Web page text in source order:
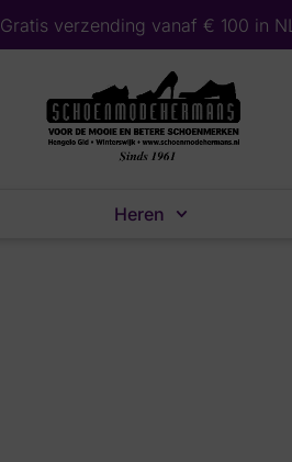
Gratis verzending vanaf € 100 in NL
Heren